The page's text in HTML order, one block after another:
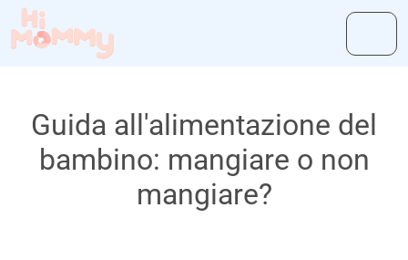
Guida all'alimentazione del
bambino: mangiare o non
mangiare?